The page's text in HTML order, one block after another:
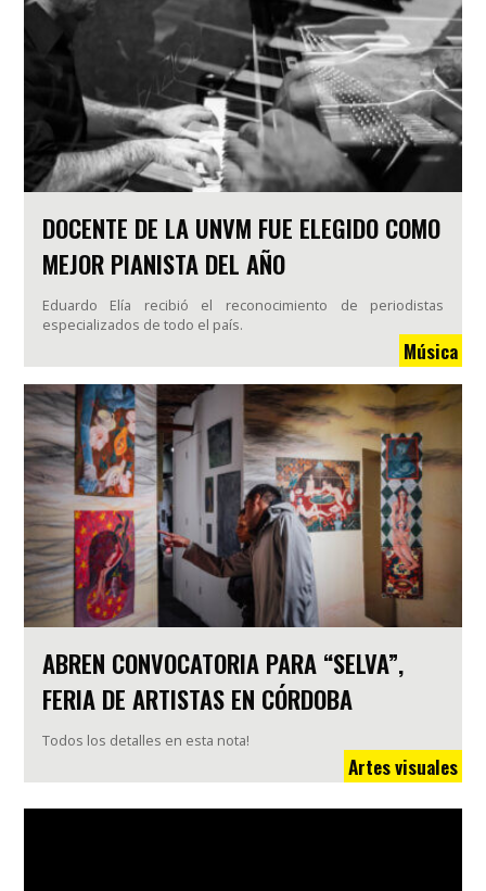
DOCENTE DE LA UNVM FUE ELEGIDO COMO
MEJOR PIANISTA DEL AÑO
Eduardo Elía recibió el reconocimiento de periodistas
especializados de todo el país.
Música
ABREN CONVOCATORIA PARA “SELVA”,
FERIA DE ARTISTAS EN CÓRDOBA
Todos los detalles en esta nota!
Artes visuales